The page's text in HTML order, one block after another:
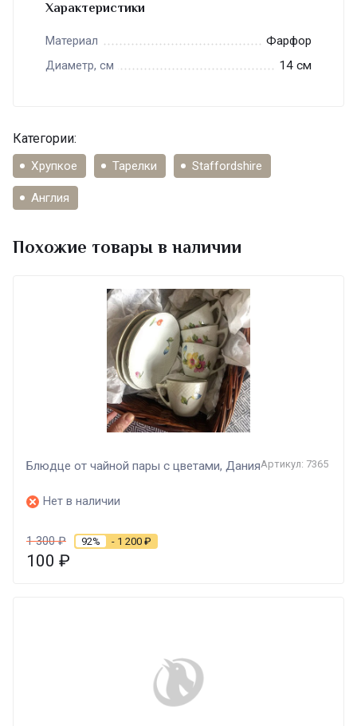
Характеристики
Материал Фарфор
Диаметр, см 14 см
Категории:
Хрупкое Тарелки Staffordshire
Англия
Похожие товары в наличии
Блюдце от чайной пары с цветами, ДанияАртикул: 7365
Нет в наличии
1 300₽ 92% - 1 200 ₽
100 ₽